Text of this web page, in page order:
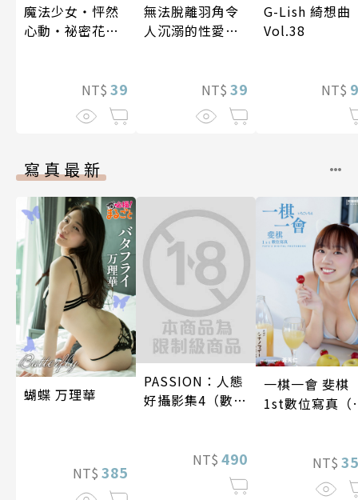
魔法少女・怦然
心動・祕密花招
NT$ 39
無法脫離羽角令
人沉溺的性愛～
漓的夜晚(第7話)
NT$ 39
G-Lish 綺想曲
Vol.38
NT$
寫真最新
蝴蝶 万理華
NT$ 385
PASSION：人態
好攝影集4（數位
NT$ 490
一棋一會 斐棋
1st數位寫真（
NT$